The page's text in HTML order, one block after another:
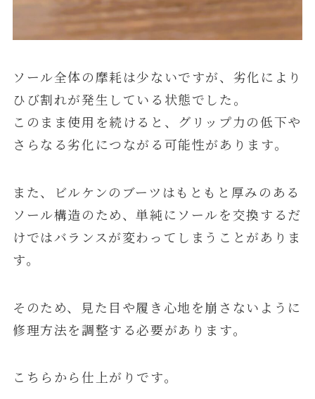
ソール全体の摩耗は少ないですが、劣化により
ひび割れが発生している状態でした。
このまま使用を続けると、グリップ力の低下や
さらなる劣化につながる可能性があります。
また、ビルケンのブーツはもともと厚みのある
ソール構造のため、単純にソールを交換するだ
けではバランスが変わってしまうことがありま
す。
そのため、見た目や履き心地を崩さないように
修理方法を調整する必要があります。
こちらから仕上がりです。